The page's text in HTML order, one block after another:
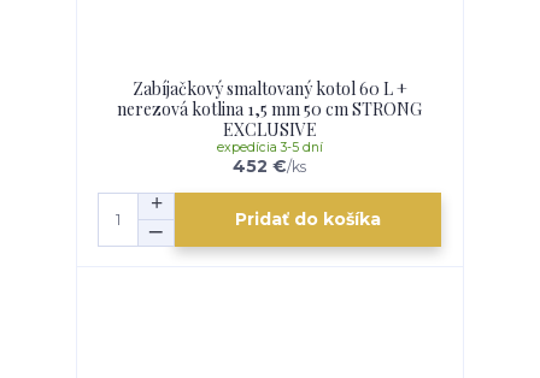
Zabíjačkový smaltovaný kotol 60 L +
nerezová kotlina 1,5 mm 50 cm STRONG
EXCLUSIVE
452 €/ks
expedícia 3-5 dní
Pridať do košíka